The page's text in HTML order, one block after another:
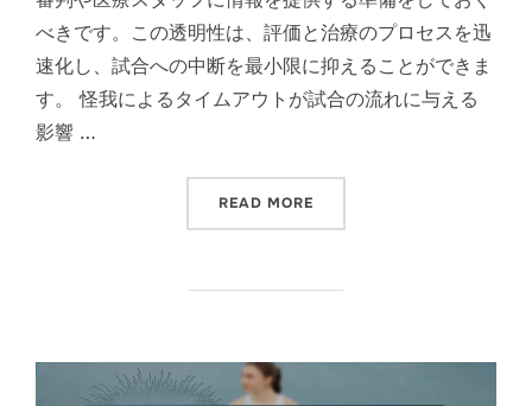
べきです。この透明性は、評価と治療のプロセスを迅
速化し、試合への中断を最小限に抑えることができま
す。 怪我によるタイムアウトが試合の流れに与える
影響 …
READ MORE